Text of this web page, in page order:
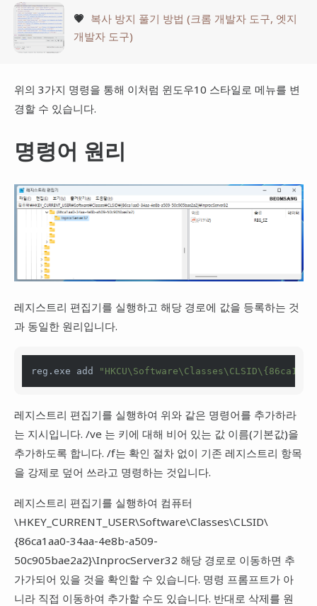
💗 복사 방지 풀기 방법 (크롬 개발자 도구, 엣지
개발자 도구)
위의 3가지 명령을 통해 이처럼 윈도우10 스타일로 메뉴를 변
경할 수 있습니다.
명령어 원리
레지스트리 편집기를 실행하고 해당 경로에 값을 등록하는 것
과 동일한 원리입니다.
reg.exe add
레지스트리 편집기를 실행하여 위와 같은 명령어를 추가하라
는 지시입니다. /ve 는 키에 대해 비어 있는 값 이름(기본값)을
추가하도록 합니다. /f는 확인 절차 없이 기존 레지스트리 항목
을 강제로 덮어 쓰라고 명령하는 것입니다.
레지스트리 편집기를 실행하여 컴퓨터
\HKEY_CURRENT_USER\Software\Classes\CLSID\
{86ca1aa0-34aa-4e8b-a509-
50c905bae2a2}\InprocServer32 해당 경로로 이동하면 추
가가되어 있을 것을 확인할 수 있습니다. 명령 프롬프트가 아
니라 직접 이동하여 추가할 수도 있습니다. 반대로 삭제를 원